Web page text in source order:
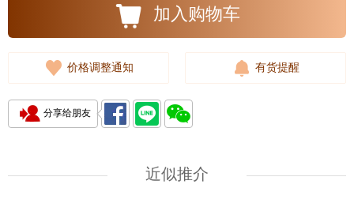
加入购物车
价格调整通知 有货提醒
分享给朋友
近似推介